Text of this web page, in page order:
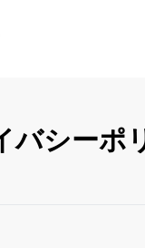
バシーポ